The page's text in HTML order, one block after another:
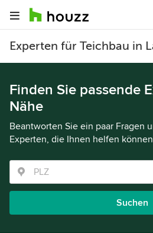
Experten für Teichbau in
Finden Sie passende
Nähe
Beantworten Sie ein paar Fragen
Experten, die Ihnen helfen
Suchen